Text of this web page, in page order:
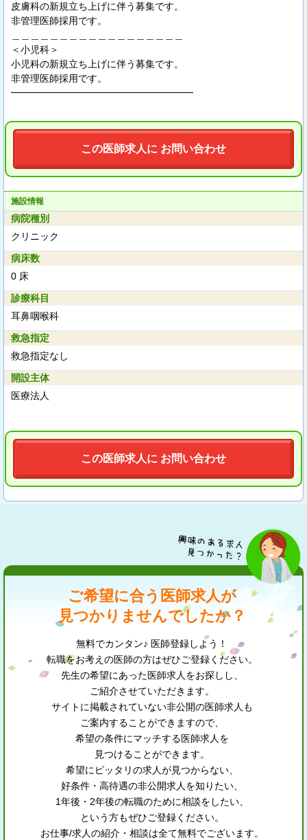
皮膚科の新規立ち上げに伴う募集です。
非管理医師採用です。
＜小児科＞
小児科の新規立ち上げに伴う募集です。
非管理医師採用です。
━━━━━━━━━━━━━━━━━━━
この医師求人に お問い合わせ
施設情報
病院種別
クリニック
病床数
0 床
診療科目
耳鼻咽喉科
救急指定
救急指定なし
開設主体
医療法人
この医師求人に お問い合わせ
ご希望に合う医師求人が
見つかりませんでしたか？
無料でカンタン♪ 医師登録しよう！
転職をお考えの医師の方はぜひご登録ください。
先生の希望にあった医師求人をお探しし、
ご紹介させていただきます。
サイトに掲載されていない非公開の医師求人も
ご案内することができますので、
希望の条件にマッチする医師求人を
見つけることができます。
希望にピッタリの求人が見つからない、
好条件・高待遇の非公開求人を知りたい、
1年後・2年後の転職のために相談をしたい、
という方もぜひご登録ください。
お仕事/求人の紹介・相談は全て無料でございます。